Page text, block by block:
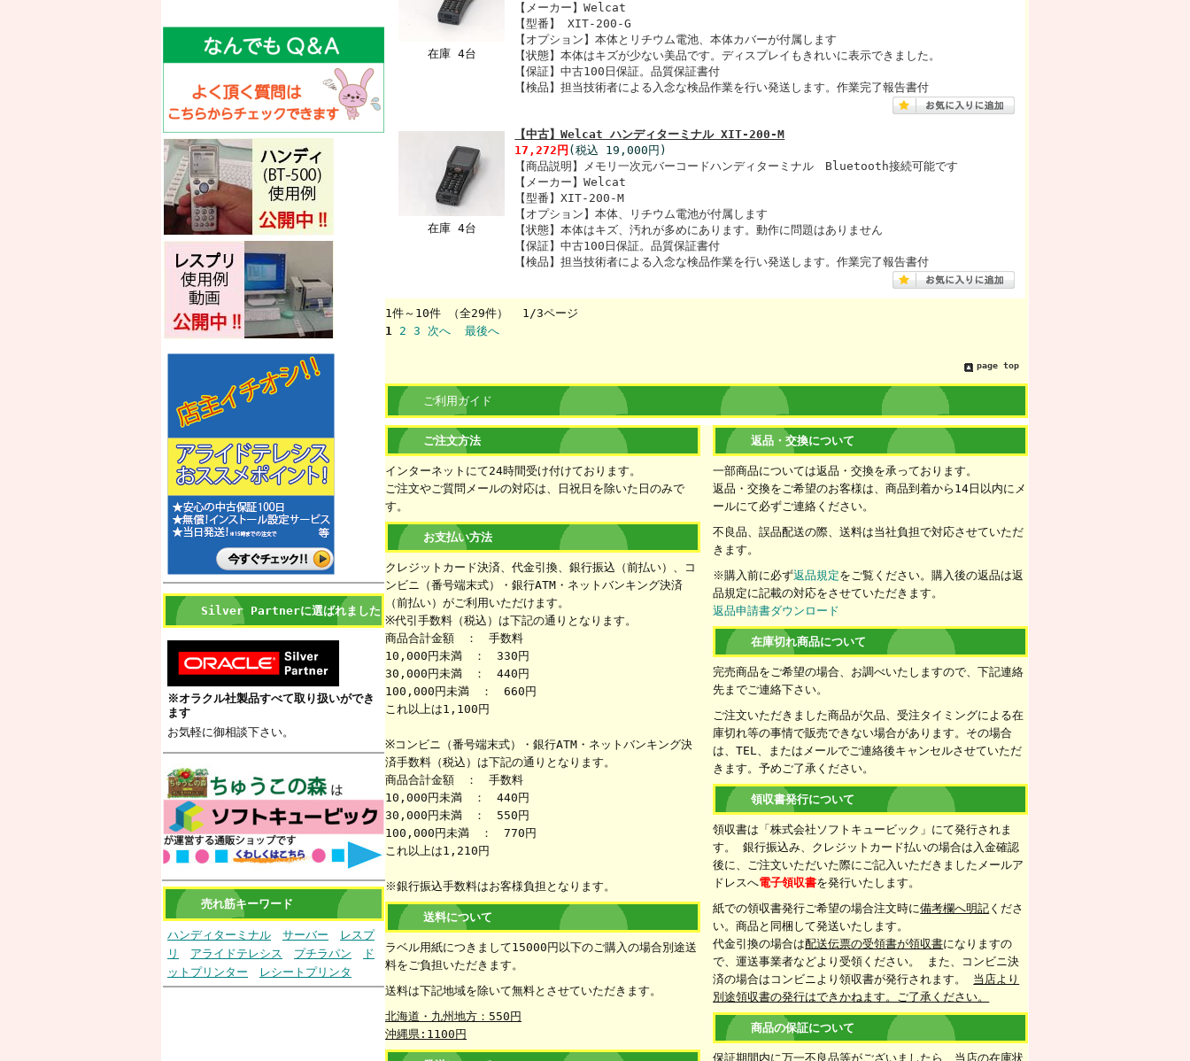
Silver Partnerに選ばれました
※オラクル社製品すべて取り扱いができ
ます
お気軽に御相談下さい。
売れ筋キーワード
ハンディターミナル サーバー
レスプ
リ
アライドテレシス プチラパン
ド
ットプリンター
レシートプリンタ
在庫 4台
【メーカー】Welcat
【型番】 XIT-200-G
【オプション】本体とリチウム電池、本体カバーが付属します
【状態】本体はキズが少ない美品です。ディスプレイもきれいに表示できました。
【保証】中古100日保証。品質保証書付
【検品】担当技術者による入念な検品作業を行い発送します。作業完了報告書付
在庫 4台
【中古】Welcat ハンディターミナル XIT-200-M
17,272円 (税込 19,000円)
【商品説明】メモリ一次元バーコードハンディターミナル Bluetooth接続可能です
【メーカー】Welcat
【型番】XIT-200-M
【オプション】本体、リチウム電池が付属します
【状態】本体はキズ、汚れが多めにあります。動作に問題はありません
【保証】中古100日保証。品質保証書付
【検品】担当技術者による入念な検品作業を行い発送します。作業完了報告書付
1件～10件 （全29件） 1/3ページ
1 2 3 次へ 最後へ
page top
ご利用ガイド
ご注文方法
インターネットにて24時間受け付けております。
ご注文やご質問メールの対応は、日祝日を除いた日のみで
す。
お支払い方法
クレジットカード決済、代金引換、銀行振込（前払い）、コ
ンビニ（番号端末式）・銀行ATM・ネットバンキング決済
（前払い）がご利用いただけます。
※代引手数料（税込）は下記の通りとなります。
商品合計金額 ： 手数料
10,000円未満 ： 330円
30,000円未満 ： 440円
100,000円未満 ： 660円
これ以上は1,100円
※コンビニ（番号端末式）・銀行ATM・ネットバンキング決
済手数料（税込）は下記の通りとなります。
商品合計金額 ： 手数料
10,000円未満 ： 440円
30,000円未満 ： 550円
100,000円未満 ： 770円
これ以上は1,210円
※銀行振込手数料はお客様負担となります。
送料について
ラベル用紙につきまして15000円以下のご購入の場合別途送
料をご負担いただきます。
送料は下記地域を除いて無料とさせていただきます。
北海道・九州地方：550円
沖縄県:1100円
返品・交換について
一部商品については返品・交換を承っております。
返品・交換をご希望のお客様は、商品到着から14日以内にメ
ールにて必ずご連絡ください。
不良品、誤品配送の際、送料は当社負担で対応させていただ
きます。
※購入前に必ず返品規定をご覧ください。購入後の返品は返
品規定に記載の対応をさせていただきます。
返品申請書ダウンロード
在庫切れ商品について
完売商品をご希望の場合、お調べいたしますので、下記連絡
先までご連絡下さい。
ご注文いただきました商品が欠品、受注タイミングによる在
庫切れ等の事情で販売できない場合があります。その場合
は、TEL、またはメールでご連絡後キャンセルさせていただ
きます。予めご了承ください。
領収書発行について
領収書は「株式会社ソフトキュービック」にて発行されま
す。 銀行振込み、クレジットカード払いの場合は入金確認
後に、ご注文いただいた際にご記入いただきましたメールア
ドレスへ電子領収書を発行いたします。
紙での領収書発行ご希望の場合注文時に備考欄へ明記 くださ
い。商品と同梱して発送いたします。
代金引換の場合は配送伝票の受領書が領収書になりますの
で、運送事業者などより受領ください。 また、コンビニ決
済の場合はコンビニより領収書が発行されます。 当店より
別途領収書の発行はできかねます。ご了承ください。
商品の保証について
保証期間内に万一不良品等がございましたら、当店の在庫状